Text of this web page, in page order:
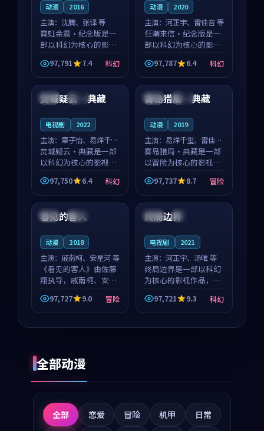
动漫 2016
主演： 沈腾、张译 等
霓虹余震·纪念版是一
部以科幻为核心的影视
作品，围绕危机、反转
与人物成长展开，整体
节奏紧凑，值得推荐观
看。
97,791 7.4 科幻
动漫 2020
主演： 河正宇、雷佳音 等
狂潮来信·纪念版是一
部以科幻为核心的影视
作品，围绕危机、反转
与人物成长展开，整体
节奏紧凑，值得推荐观
看。
97,787 6.4 科幻
法国 完结
焚城疑云·典藏
电视剧 2022
主演： 章子怡、易烊千玺
等
焚城疑云·典藏是一部
以科幻为核心的影视作
品，围绕危机、反转与
人物成长展开，整体节
奏紧凑，值得推荐观
97,750 6.4 科幻
中国 独播
雾岛猎局·典藏
动漫 2019
主演： 易烊千玺、雷佳音
等
雾岛猎局·典藏是一部
以冒险为核心的影视作
品，围绕危机、反转与
人物成长展开，整体节
奏紧凑，值得推荐观
97,737 8.7 冒险
泰国 完结
看见的客人
动漫 2018
主演： 戚南柯、安星河 等
《看见的客人》由佐藤
翔执导，戚南柯、安星
河领衔主演，是一部
2018年上映的泰国冒险
动漫。影片以海岸抒情
97,727 9.0 冒险
中国 高分
终局边界
电视剧 2021
主演： 河正宇、汤唯 等
终局边界是一部以科幻
为核心的影视作品，围
绕危机、反转与人物成
长展开，整体节奏紧
凑，值得推荐观看。
97,721 9.3 科幻
全部动漫
全部 恋爱 冒险 机甲
日常